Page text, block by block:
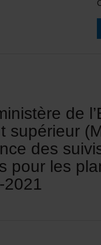
de
supérieur
des
pour les
2021